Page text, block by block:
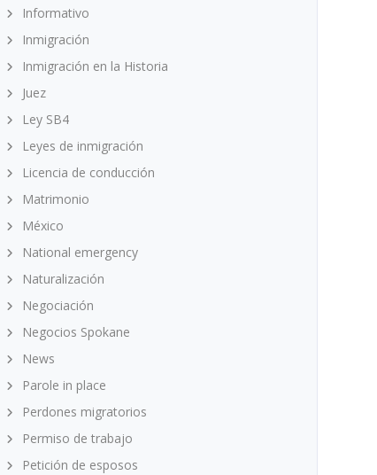
Informativo
Inmigración
Inmigración en la Historia
Juez
Ley SB4
Leyes de inmigración
Licencia de conducción
Matrimonio
México
National emergency
Naturalización
Negociación
Negocios Spokane
News
Parole in place
Perdones migratorios
Permiso de trabajo
Petición de esposos